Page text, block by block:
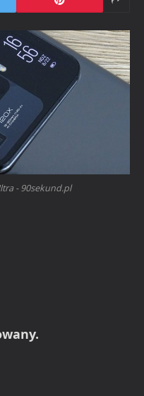
- 90sekund.pl